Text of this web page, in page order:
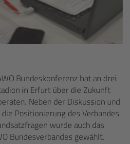
Bundeskonferenz hat an drei
in Erfurt über die Zukunft
Neben der Diskussion und
Positionierung des Verbandes
wurde auch das
Bundesverbandes gewählt.